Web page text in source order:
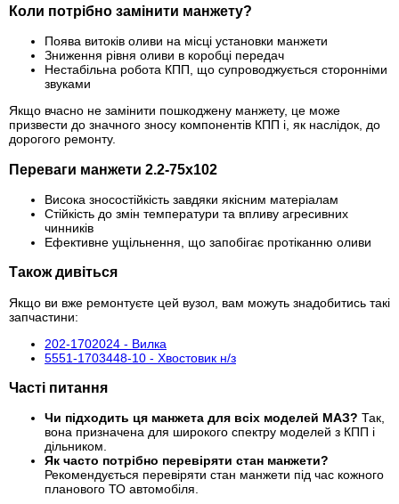
Коли потрібно замінити манжету?
Поява витоків оливи на місці установки манжети
Зниження рівня оливи в коробці передач
Нестабільна робота КПП, що супроводжується сторонніми
звуками
Якщо вчасно не замінити пошкоджену манжету, це може
призвести до значного зносу компонентів КПП і, як наслідок, до
дорогого ремонту.
Переваги манжети 2.2-75х102
Висока зносостійкість завдяки якісним матеріалам
Стійкість до змін температури та впливу агресивних
чинників
Ефективне ущільнення, що запобігає протіканню оливи
Також дивіться
Якщо ви вже ремонтуєте цей вузол, вам можуть знадобитись такі
запчастини:
202-1702024 - Вилка
5551-1703448-10 - Хвостовик н/з
Часті питання
Чи підходить ця манжета для всіх моделей МАЗ? Так,
вона призначена для широкого спектру моделей з КПП і
дільником.
Як часто потрібно перевіряти стан манжети?
Рекомендується перевіряти стан манжети під час кожного
планового ТО автомобіля.